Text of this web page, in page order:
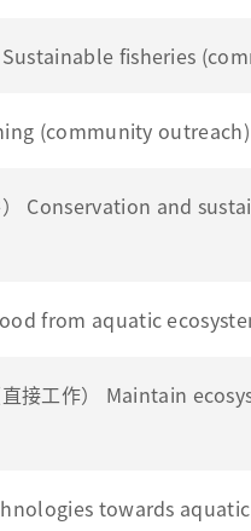
Sustainable fisheries
(community outreach)
） Conservation and
from aquatic
接工作） Maintain
towards